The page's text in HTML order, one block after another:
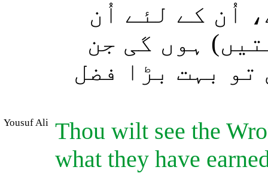
اُن کے لئے اُن
ہوں گی جن
بہت بڑا فضل
Yousuf Ali Thou wilt see the
what they have